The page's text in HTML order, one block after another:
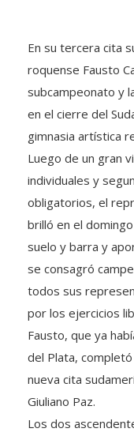
En su tercera cita
roquense Fausto
subcampeonato y
en el cierre del
gimnasia artística
Luego de un gran
individuales y
obligatorios, el
brilló en el
suelo y barra y
se consagró
todos sus
por los ejercicios
Fausto, que ya
del Plata,
nueva cita
Giuliano Paz.
Los dos